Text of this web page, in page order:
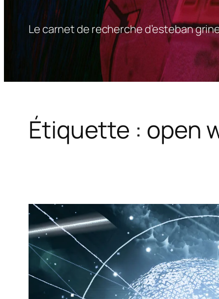
Le carnet de recherche d’esteban
Étiquette : open